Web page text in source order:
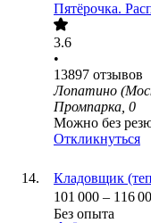
Пятёрочка.
3.6
•
13897 отзывов
Лопатино
Промпарка, 0
Можно без
Откликнуться
Кладовщик
101 000 – 116
Без опыта